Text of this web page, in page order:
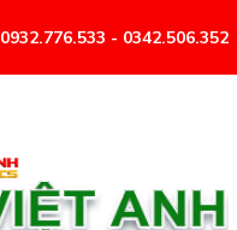
0932.776.533 - 0342.506.352